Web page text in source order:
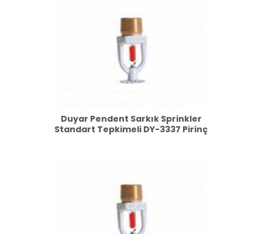
Duyar Pendent Sarkık Sprinkler
Standart Tepkimeli DY-3337 Pirinç